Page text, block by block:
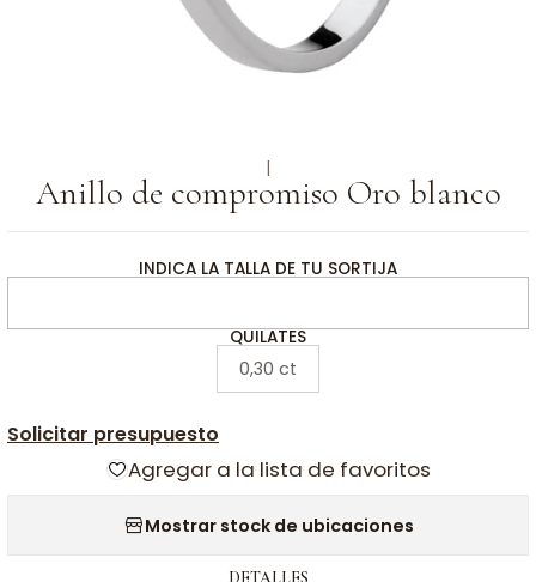
|
Anillo de compromiso Oro blanco
INDICA LA TALLA DE TU SORTIJA
QUILATES
0,30 ct
Solicitar presupuesto
Agregar a la lista de favoritos
Mostrar stock de ubicaciones
DETALLES